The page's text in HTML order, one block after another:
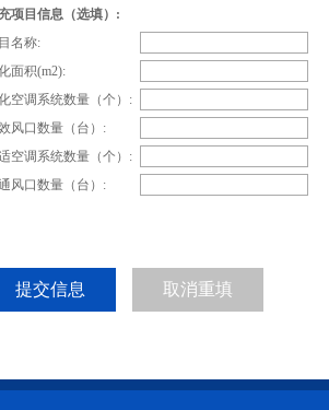
项目信息（选填）:
名称:
面积(m2):
空调系统数量（个）:
风口数量（台）:
空调系统数量（个）:
风口数量（台）: